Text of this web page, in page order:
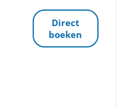
Direct
boeken